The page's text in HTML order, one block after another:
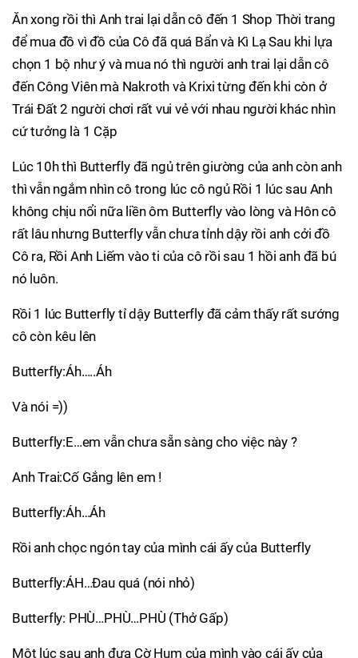
Ăn xong rồi thì Anh trai lại dẫn cô đến 1 Shop Thời trang
để mua đồ vì đồ của Cô đã quá Bẩn và Kì Lạ Sau khi lựa
chọn 1 bộ như ý và mua nó thì người anh trai lại dẫn cô
đến Công Viên mà Nakroth và Krixi từng đến khi còn ở
Trái Đất 2 người chơi rất vui vẻ với nhau người khác nhìn
cứ tưởng là 1 Cặp
Lúc 10h thì Butterfly đã ngủ trên giường của anh còn anh
thì vẫn ngắm nhìn cô trong lúc cô ngủ Rồi 1 lúc sau Anh
không chịu nổi nữa liền ôm Butterfly vào lòng và Hôn cô
rất lâu nhưng Butterfly vẫn chưa tỉnh dậy rồi anh cởi đồ
Cô ra, Rồi Anh Liếm vào ti của cô rồi sau 1 hồi anh đã bú
nó luôn.
Rồi 1 lúc Butterfly tỉ dậy Butterfly đã cảm thấy rất sướng
cô còn kêu lên
Butterfly:Áh…..Áh
Và nói =))
Butterfly:E…em vẫn chưa sẵn sàng cho việc này ?
Anh Trai:Cố Gắng lên em !
Butterfly:Áh…Áh
Rồi anh chọc ngón tay của mình cái ấy của Butterfly
Butterfly:ÁH…Đau quá (nói nhỏ)
Butterfly: PHÙ…PHÙ…PHÙ (Thở Gấp)
Một lúc sau anh đưa Cờ Hum của mình vào cái ấy của